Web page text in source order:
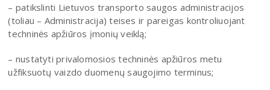
– patikslinti Lietuvos transporto saugos administracijos
(toliau – Administracija) teises ir pareigas kontroliuojant
techninės apžiūros įmonių veiklą;
– nustatyti privalomosios techninės apžiūros metu
užfiksuotų vaizdo duomenų saugojimo terminus;